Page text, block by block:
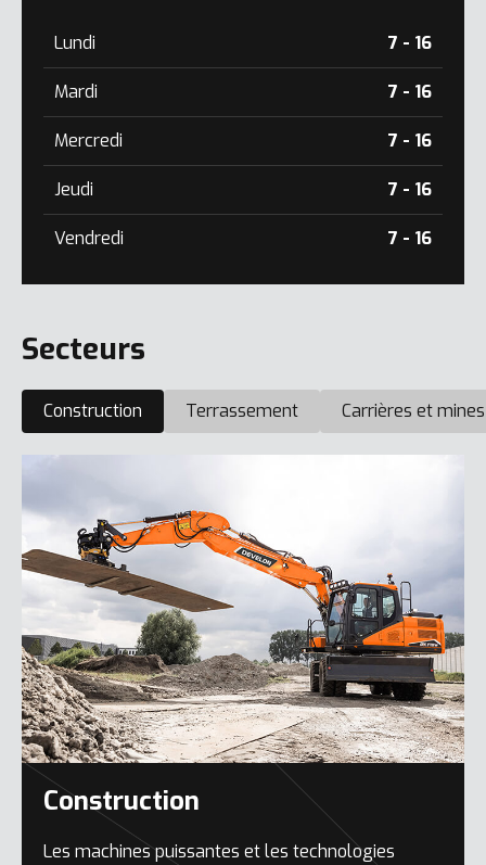
Lundi 7 - 16
Mardi 7 - 16
Mercredi 7 - 16
Jeudi 7 - 16
Vendredi 7 - 16
Secteurs
Construction Terrassement Carrières et mines
Construction
Les machines puissantes et les technologies